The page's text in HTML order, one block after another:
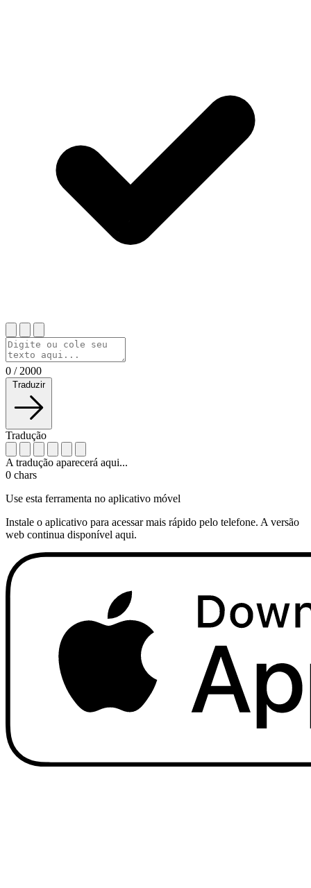
0 / 2000
Traduzir
Tradução
A tradução aparecerá aqui...
0 chars
Use esta ferramenta no aplicativo móvel
Instale o aplicativo para acessar mais rápido pelo telefone. A versão
web continua disponível aqui.